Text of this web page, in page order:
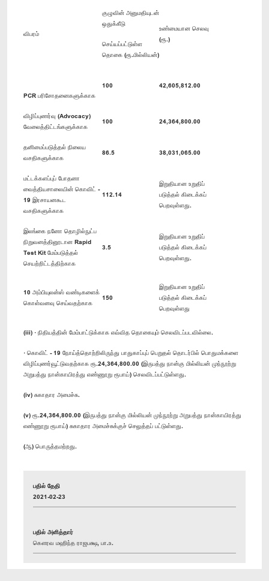
விபரம்
குழுவின் அனுமதியுடன்
ஒதுக்கீடு
செய்யப்பட்டுள்ள
தொகை (ரூ.மில்லியன்)
உண்மையான செலவு
(ரூ.)
PCR பரிசோதனைகளுக்காக
100 42,605,812.00
விழிப்புணர்வு (Advocacy)
வேலைத்திட்டங்களுக்காக
100 24,364,800.00
தனிமைப்படுத்தல் நிலைய
வசதிகளுக்காக
86.5 38,031,065.00
மட்டக்களப்புப் போதனா
வைத்தியசாலையின் கொவிட் -
19 இரசாயனகூட
வசதிகளுக்காக
112.14
இறுதியான உறுதிப்
படுத்தல் கிடைக்கப்
பெறவுள்ளது.
இலங்கை நனோ தொழில்நுட்ப
நிறுவனத்தினூடான Rapid
Test Kit மேம்படுத்தல்
செயற்றிட்டத்திற்காக
3.5
இறுதியான உறுதிப்
படுத்தல் கிடைக்கப்
பெறவுள்ளது.
10 அம்பியுலன்ஸ் வண்டிகளைக்
கொள்வனவு செய்வதற்காக
150
இறுதியான உறுதிப்
படுத்தல் கிடைக்கப்
பெறவுள்ளது
(iii) · நிதியத்தின் மேம்பாட்டுக்காக எவ்வித தொகையும் செலவிடப்படவில்லை.
· கொவிட் - 19 நோய்த்தொற்றிலிருந்து பாதுகாப்புப் பெறுதல் தொடர்பில் பொதுமக்களை
விழிப்புணர்வூட்டுவதற்காக ரூ.24,364,800.00 (இருபத்து நான்கு மில்லியன் முந்நூற்று
அறுபத்து நான்காயிரத்து எண்ணூறு ரூபாய்) செலவிடப்பட்டுள்ளது.
(iv) சுகாதார அமைச்சு.
(v) ரூ.24,364,800.00 (இருபத்து நான்கு மில்லியன் முந்நூற்று அறுபத்து நான்காயிரத்து
எண்ணூறு ரூபாய்) சுகாதார அமைச்சுக்குச் செலுத்தப் பட்டுள்ளது.
(ஆ) பொருத்தமற்றது.
பதில் தேதி
2021-02-23
பதில் அளித்தார்
கௌரவ மஹிந்த ராஜபக்ஷ, பா.உ.